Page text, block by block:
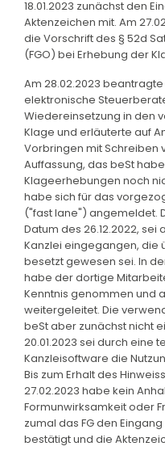
18.01.2023 zunächst den
Aktenzeichen mit. Am
die Vorschrift des § 52d
(FGO) bei Erhebung der
Am 28.02.2023
elektronische
Wiedereinsetzung in den
Klage und erläuterte auf
Vorbringen mit Schreiben
Auffassung, das beSt
Klageerhebungen noch
habe sich für das
("fast lane") angemeldet.
Datum des 26.12.2022,
Kanzlei eingegangen, die
besetzt gewesen sei. In
habe der dortige
Kenntnis genommen und
weitergeleitet. Die
beSt aber zunächst nicht
20.01.2023 sei durch eine
Kanzleisoftware die
Bis zum Erhalt des
27.02.2023 habe kein
Formunwirksamkeit oder
zumal das FG den
bestätigt und die